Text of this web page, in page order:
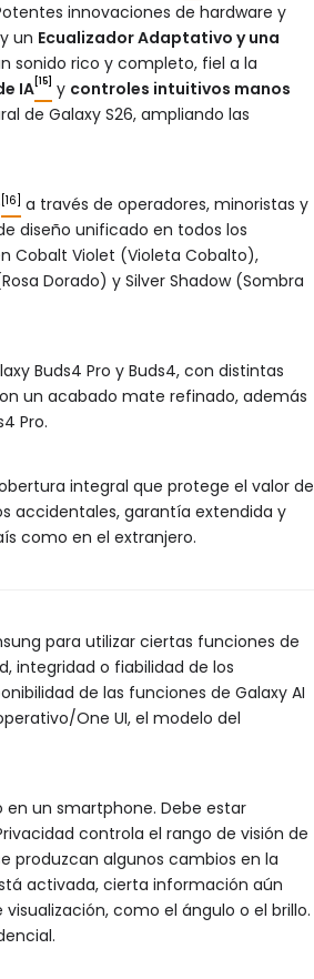
innovaciones de hardware y
y un Ecualizador Adaptativo y una
sonido rico y completo, fiel a la
IA[15] y controles intuitivos manos
de Galaxy S26, ampliando las
[16] a través de operadores, minoristas y
diseño unificado en todos los
Cobalt Violet (Violeta Cobalto),
Dorado) y Silver Shadow (Sombra
Buds4 Pro y Buds4, con distintas
un acabado mate refinado, además
Pro.
integral que protege el valor de
accidentales, garantía extendida y
como en el extranjero.
para utilizar ciertas funciones de
integridad o fiabilidad de los
de las funciones de Galaxy AI
One UI, el modelo del
un smartphone. Debe estar
controla el rango de visión de
produzcan algunos cambios en la
activada, cierta información aún
como el ángulo o el brillo.